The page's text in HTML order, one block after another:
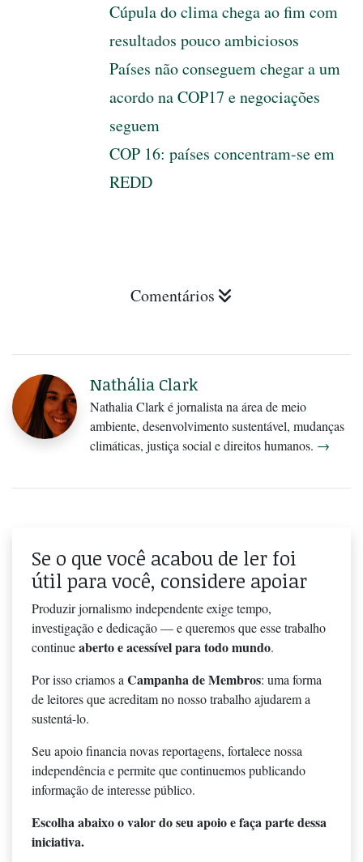
Cúpula do clima chega ao fim com
resultados pouco ambiciosos
Países não conseguem chegar a um
acordo na COP17 e negociações
seguem
COP 16: países concentram-se em
REDD
Comentários
Nathália Clark
Nathalia Clark é jornalista na área de meio
ambiente, desenvolvimento sustentável, mudanças
climáticas, justiça social e direitos humanos. →
Se o que você acabou de ler foi
útil para você, considere apoiar
Produzir jornalismo independente exige tempo,
investigação e dedicação — e queremos que esse trabalho
continueaberto e acessível para todo mundo.
Por isso criamos a Campanha de Membros: uma forma
de leitores que acreditam no nosso trabalho ajudarem a
sustentá-lo.
Seu apoio financia novas reportagens, fortalece nossa
independência e permite que continuemos publicando
informação de interesse público.
Escolha abaixo o valor do seu apoio e faça parte dessa
iniciativa.